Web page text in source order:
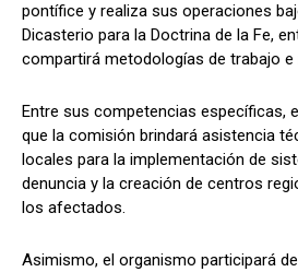
pontífice y realiza sus operaciones
Dicasterio para la Doctrina de la Fe,
compartirá metodologías de trabajo
Entre sus competencias específicas,
que la comisión brindará asistencia
locales para la implementación de
denuncia y la creación de centros
los afectados.
Asimismo, el organismo participará